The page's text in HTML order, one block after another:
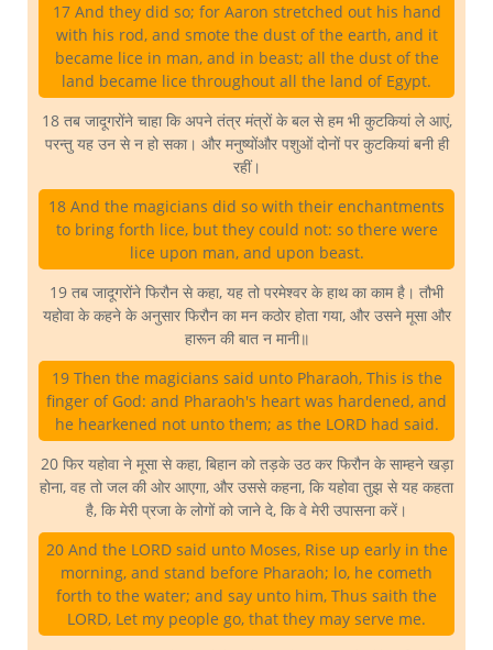
17 And they did so; for Aaron stretched out his hand
with his rod, and smote the dust of the earth, and it
became lice in man, and in beast; all the dust of the
land became lice throughout all the land of Egypt.
18 तब जादूगरोंने चाहा कि अपने तंत्र मंत्रों के बल से हम भी कुटकियां ले आएं,
परन्तु यह उन से न हो सका। और मनुष्योंऔर पशुओं दोनों पर कुटकियां बनी ही
रहीं।
18 And the magicians did so with their enchantments
to bring forth lice, but they could not: so there were
lice upon man, and upon beast.
19 तब जादूगरोंने फिरौन से कहा, यह तो परमेश्वर के हाथ का काम है। तौभी
यहोवा के कहने के अनुसार फिरौन का मन कठोर होता गया, और उसने मूसा और
हारून की बात न मानी॥
19 Then the magicians said unto Pharaoh, This is the
finger of God: and Pharaoh's heart was hardened, and
he hearkened not unto them; as the LORD had said.
20 फिर यहोवा ने मूसा से कहा, बिहान को तड़के उठ कर फिरौन के साम्हने खड़ा
होना, वह तो जल की ओर आएगा, और उससे कहना, कि यहोवा तुझ से यह कहता
है, कि मेरी प्रजा के लोगों को जाने दे, कि वे मेरी उपासना करें।
20 And the LORD said unto Moses, Rise up early in the
morning, and stand before Pharaoh; lo, he cometh
forth to the water; and say unto him, Thus saith the
LORD, Let my people go, that they may serve me.